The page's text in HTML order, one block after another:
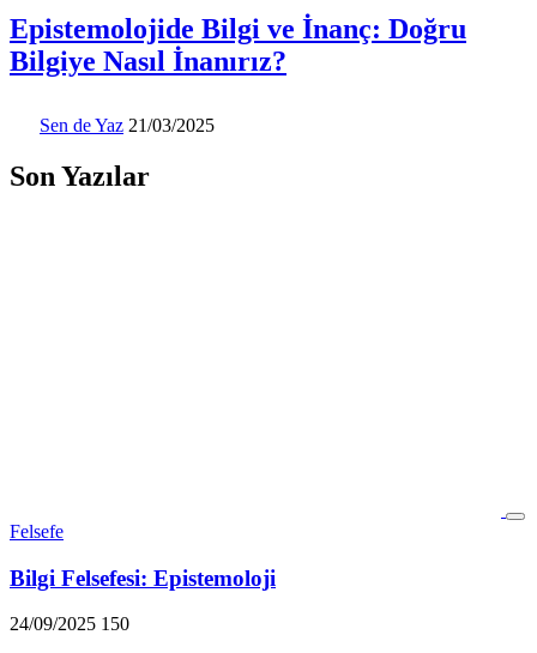
Epistemolojide Bilgi ve İnanç: Doğru
Bilgiye Nasıl İnanırız?
Sen de Yaz 21/03/2025
Son Yazılar
Felsefe
Bilgi Felsefesi: Epistemoloji
24/09/2025 150